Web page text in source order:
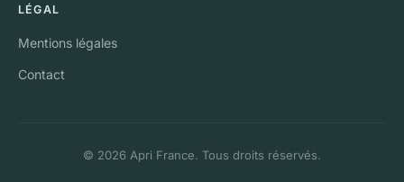
LÉGAL
Mentions légales
Contact
© 2026 Apri France. Tous droits réservés.